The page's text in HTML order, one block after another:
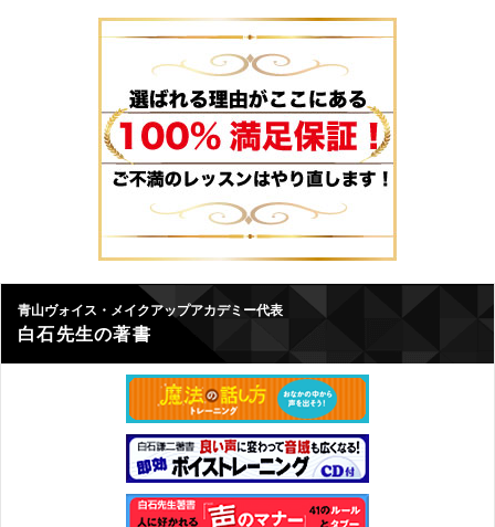
青山ヴォイス・メイクアップアカデミー代表
白石先生の著書